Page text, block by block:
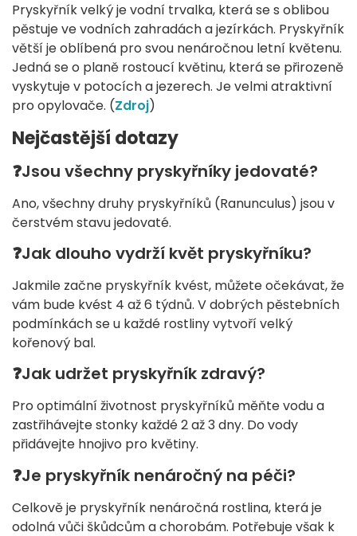
Pryskyřník velký je vodní trvalka, která se s oblibou
pěstuje ve vodních zahradách a jezírkách. Pryskyřník
větší je oblíbená pro svou nenáročnou letní květenu.
Jedná se o planě rostoucí květinu, která se přirozeně
vyskytuje v potocích a jezerech. Je velmi atraktivní
pro opylovače. (Zdroj)
Nejčastější dotazy
❓Jsou všechny pryskyřníky jedovaté?
Ano, všechny druhy pryskyřníků (Ranunculus) jsou v
čerstvém stavu jedovaté.
❓Jak dlouho vydrží květ pryskyřníku?
Jakmile začne pryskyřník kvést, můžete očekávat, že
vám bude kvést 4 až 6 týdnů. V dobrých pěstebních
podmínkách se u každé rostliny vytvoří velký
kořenový bal.
❓Jak udržet pryskyřník zdravý?
Pro optimální životnost pryskyřníků měňte vodu a
zastřihávejte stonky každé 2 až 3 dny. Do vody
přidávejte hnojivo pro květiny.
❓Je pryskyřník nenáročný na péči?
Celkově je pryskyřník nenáročná rostlina, která je
odolná vůči škůdcům a chorobám. Potřebuje však k